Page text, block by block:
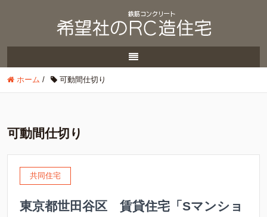
ホーム / 可動間仕切り
可動間仕切り
共同住宅
東京都世田谷区 賃貸住宅「Sマンショ